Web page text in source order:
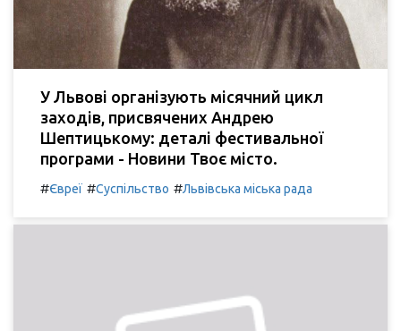
У Львові організують місячний цикл
заходів, присвячених Андрею
Шептицькому: деталі фестивальної
програми - Новини Твоє місто.
#Євреї #Суспільство #Львівська міська рада